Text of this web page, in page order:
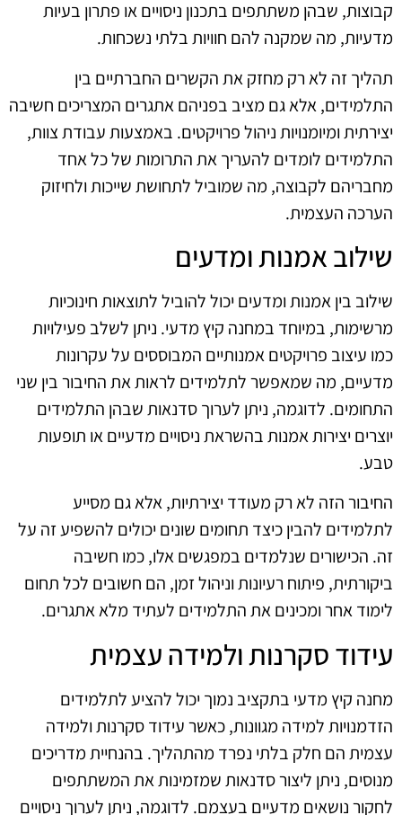
קבוצות, שבהן משתתפים בתכנון ניסויים או פתרון בעיות
מדעיות, מה שמקנה להם חוויות בלתי נשכחות.
תהליך זה לא רק מחזק את הקשרים החברתיים בין
התלמידים, אלא גם מציב בפניהם אתגרים המצריכים חשיבה
יצירתית ומיומנויות ניהול פרויקטים. באמצעות עבודת צוות,
התלמידים לומדים להעריך את התרומות של כל אחד
מחבריהם לקבוצה, מה שמוביל לתחושת שייכות ולחיזוק
הערכה העצמית.
שילוב אמנות ומדעים
שילוב בין אמנות ומדעים יכול להוביל לתוצאות חינוכיות
מרשימות, במיוחד במחנה קיץ מדעי. ניתן לשלב פעילויות
כמו עיצוב פרויקטים אמנותיים המבוססים על עקרונות
מדעיים, מה שמאפשר לתלמידים לראות את החיבור בין שני
התחומים. לדוגמה, ניתן לערוך סדנאות שבהן התלמידים
יוצרים יצירות אמנות בהשראת ניסויים מדעיים או תופעות
טבע.
החיבור הזה לא רק מעודד יצירתיות, אלא גם מסייע
לתלמידים להבין כיצד תחומים שונים יכולים להשפיע זה על
זה. הכישורים שנלמדים במפגשים אלו, כמו חשיבה
ביקורתית, פיתוח רעיונות וניהול זמן, הם חשובים לכל תחום
לימוד אחר ומכינים את התלמידים לעתיד מלא אתגרים.
עידוד סקרנות ולמידה עצמית
מחנה קיץ מדעי בתקציב נמוך יכול להציע לתלמידים
הזדמנויות למידה מגוונות, כאשר עידוד סקרנות ולמידה
עצמית הם חלק בלתי נפרד מהתהליך. בהנחיית מדריכים
מנוסים, ניתן ליצור סדנאות שמזמינות את המשתתפים
לחקור נושאים מדעיים בעצמם. לדוגמה, ניתן לערוך ניסויים